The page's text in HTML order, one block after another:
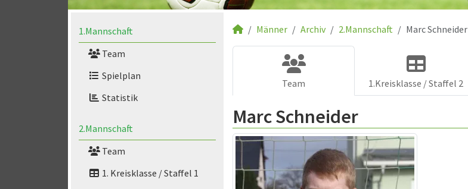
1.Mannschaft
Team
Spielplan
Statistik
2.Mannschaft
Team
1. Kreisklasse / Staffel 1
Männer Archiv 2.Mannschaft Marc Schneider
Team 1.Kreisklasse / Staffel 2
Marc Schneider